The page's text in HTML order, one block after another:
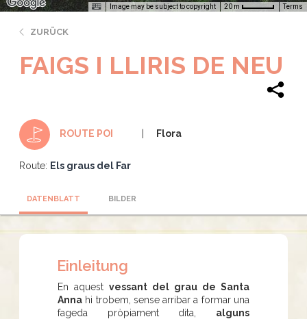
Image may be subject to copyright 20 m Terms
ZURÜCK
FAIGS I LLIRIS DE NEU
ROUTE POI Flora
Route: Els graus del Far
DATENBLATT BILDER
Einleitung
En aquest vessant del grau de Santa
Anna hi trobem, sense arribar a formar una
fageda pròpiament dita, alguns